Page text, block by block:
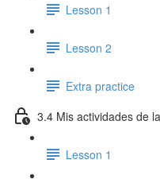
Lesson 1
Lesson 2
Extra practice
3.4 Mis actividades de
Lesson 1